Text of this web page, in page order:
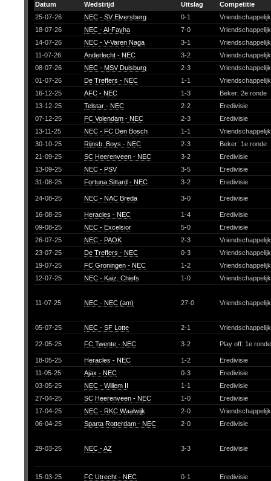
Datum
Wedstrijd Uitslag
Competitie
25-07-26
NEC - SV Elversberg 0-1
18-07-26
NEC - Al-Fayha 7-0
14-07-26
NEC - V-Varen Naga 3-1
11-07-26
Anderlecht - NEC 3-2
08-07-26
NEC - MSV Duisburg 2-3
01-07-26
De Treffers - NEC 1-1
16-12-25
AFC - NEC 1-3
Beker: 2e ronde
13-12-25
Telstar - NEC 2-2
Eredivisie
07-12-25
FC Volendam - NEC 2-3
Eredivisie
13-11-25
NEC - FC Den Bosch 1-1
30-10-25
Rijnsb. Boys - NEC 2-3
Beker: 1e ronde
21-09-25
SC Heerenveen - NEC 3-2
Eredivisie
13-09-25
NEC - PSV 3-5
Eredivisie
31-08-25
Fortuna Sittard - NEC 3-2 Eredivisie
24-08-25 NEC - NAC Breda 3-0 Eredivisie
16-08-25 Heracles - NEC 1-4
Eredivisie
09-08-25
NEC - Excelsior 5-0
Eredivisie
26-07-25
NEC - PAOK 2-3
23-07-25
De Treffers - NEC 0-3
19-07-25
FC Groningen - NEC 1-2
12-07-25
NEC - Kaiz. Chiefs 1-0
11-07-25 NEC - NEC (am) 27-0
05-07-25 NEC - SF Lotte 2-1
22-05-25 FC Twente - NEC 3-2 Play off: 1e
18-05-25 Heracles - NEC 1-2
Eredivisie
11-05-25
Ajax - NEC 0-3
Eredivisie
03-05-25
NEC - Willem II 1-1
Eredivisie
27-04-25
SC Heerenveen - NEC 1-0
Eredivisie
17-04-25
NEC - RKC Waalwijk 2-0
06-04-25
Sparta Rotterdam - NEC 2-0 Eredivisie
29-03-25 NEC - AZ 3-3 Eredivisie
15-03-25 FC Utrecht - NEC 0-1 Eredivisie